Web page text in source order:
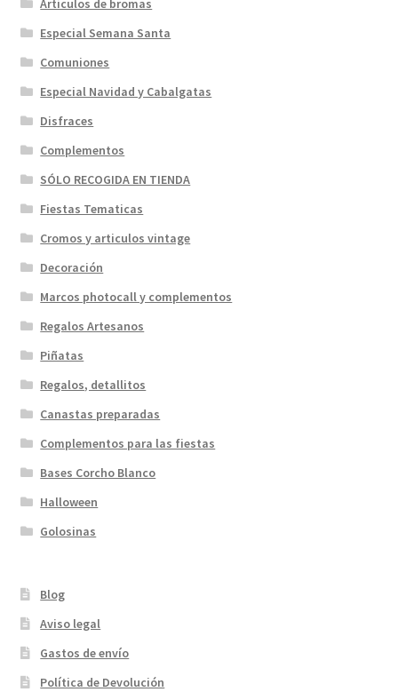
Articulos de bromas
Especial Semana Santa
Comuniones
Especial Navidad y Cabalgatas
Disfraces
Complementos
SÓLO RECOGIDA EN TIENDA
Fiestas Tematicas
Cromos y articulos vintage
Decoración
Marcos photocall y complementos
Regalos Artesanos
Piñatas
Regalos, detallitos
Canastas preparadas
Complementos para las fiestas
Bases Corcho Blanco
Halloween
Golosinas
Blog
Aviso legal
Gastos de envío
Política de Devolución